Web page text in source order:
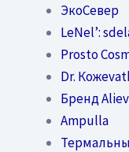
ЭкоСевер
LeNel’:
Prosto
Dr.
Бренд
Ampulla